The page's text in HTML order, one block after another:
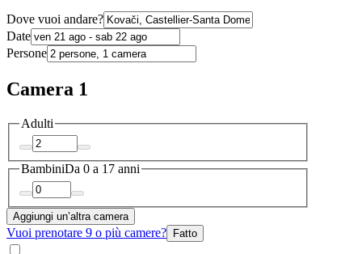
Dove vuoi andare?
Date
Persone
Camera 1
Adulti
BambiniDa 0 a 17 anni
Aggiungi un’altra camera
Vuoi prenotare 9 o più camere? Fatto